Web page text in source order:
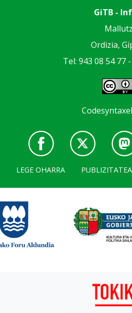
GiTB -
Ordizia,
Tel: 943 08 54 77 -
LEGE OHARRA PUBLIZITATEA